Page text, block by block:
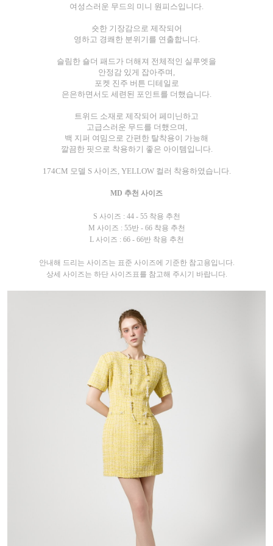
여성스러운 무드의 미니 원피스입니다.
숏한 기장감으로 제작되어
영하고 경쾌한 분위기를 연출합니다.
슬림한 숄더 패드가 더해져 전체적인 실루엣을
안정감 있게 잡아주며,
포켓 진주 버튼 디테일로
은은하면서도 세련된 포인트를 더했습니다.
트위드 소재로 제작되어 페미닌하고
고급스러운 무드를 더했으며,
백 지퍼 여밈으로 간편한 탈착용이 가능해
깔끔한 핏으로 착용하기 좋은 아이템입니다.
174CM 모델 S 사이즈, YELLOW 컬러 착용하였습니다.
MD 추천 사이즈
S 사이즈 : 44 - 55 착용 추천
M 사이즈 : 55반 - 66 착용 추천
L 사이즈 : 66 - 66반 착용 추천
안내해 드리는 사이즈는 표준 사이즈에 기준한 참고용입니다.
상세 사이즈는 하단 사이즈표를 참고해 주시기 바랍니다.